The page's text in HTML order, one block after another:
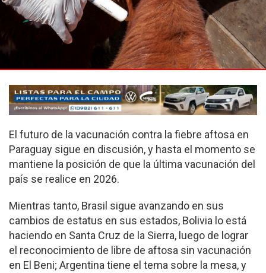
El futuro de la vacunación contra la fiebre aftosa en
Paraguay sigue en discusión, y hasta el momento se
mantiene la posición de que la última vacunación del
país se realice en 2026.
Mientras tanto, Brasil sigue avanzando en sus
cambios de estatus en sus estados, Bolivia lo está
haciendo en Santa Cruz de la Sierra, luego de lograr
el reconocimiento de libre de aftosa sin vacunación
en El Beni; Argentina tiene el tema sobre la mesa, y